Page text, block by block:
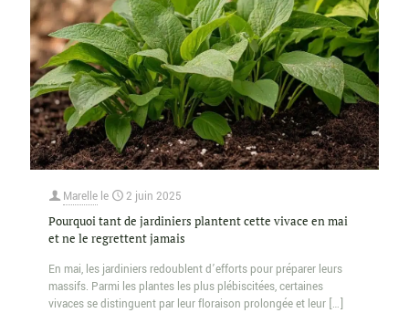
Marelle le 2 juin 2025
Pourquoi tant de jardiniers plantent cette vivace en mai
et ne le regrettent jamais
En mai, les jardiniers redoublent d’efforts pour préparer leurs
massifs. Parmi les plantes les plus plébiscitées, certaines
vivaces se distinguent par leur floraison prolongée et leur […]